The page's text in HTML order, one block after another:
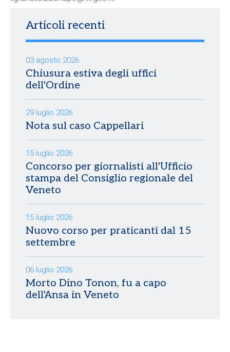
Articoli recenti
03 agosto 2026
Chiusura estiva degli uffici
dell'Ordine
29 luglio 2026
Nota sul caso Cappellari
15 luglio 2026
Concorso per giornalisti all'Ufficio
stampa del Consiglio regionale del
Veneto
15 luglio 2026
Nuovo corso per praticanti dal 15
settembre
06 luglio 2026
Morto Dino Tonon, fu a capo
dell'Ansa in Veneto